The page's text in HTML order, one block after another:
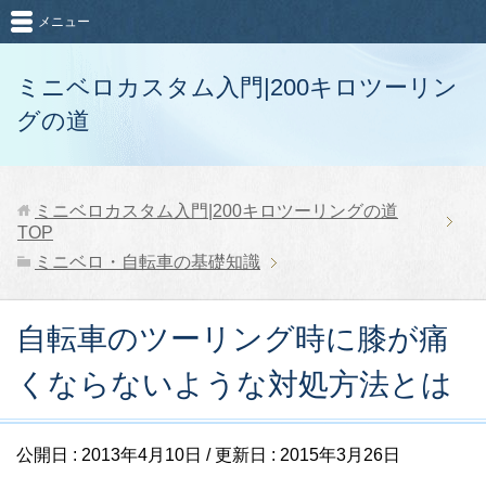
ミニベロカスタム入門|200キロツーリン
グの道
メニュー
ミニベロカスタム入門|200キロツーリングの道
TOP
ミニベロ・自転車の基礎知識
自転車のツーリング時に膝が痛
くならないような対処方法とは
公開日 : 2013年4月10日 / 更新日 : 2015年3月26日